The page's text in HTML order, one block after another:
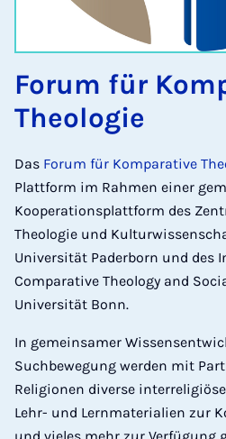
Forum für
Theologie
Das Forum für Komparative
Plattform im Rahmen einer
Kooperationsplattform des
Theologie und
Universität Paderborn und des
Comparative Theology and
Universität Bonn.
In gemeinsamer
Suchbewegung werden mit
Religionen diverse
Lehr- und Lernmaterialien zur